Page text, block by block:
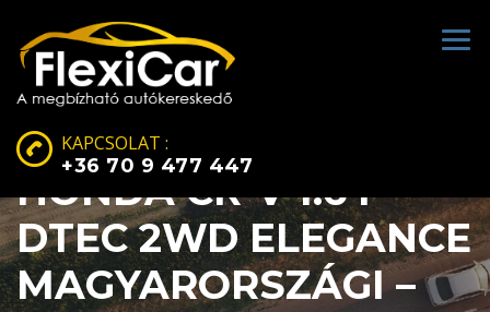
KAPCSOLAT :
+36 70 9 477 447
HONDA CR-V 1.6 I-
DTEC 2WD ELEGANCE
MAGYARORSZÁGI –